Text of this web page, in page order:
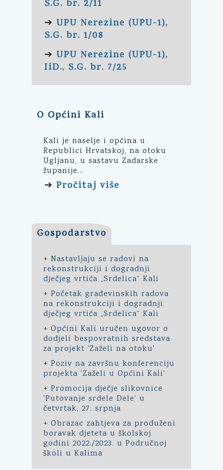
S.G. br. 2/11
➔ UPU Nerezine (UPU-1),
S.G. br. 1/08
➔ UPU Nerezine (UPU-1),
IiD., S.G. br. 7/25
O Općini Kali
Kali je naselje i općina u
Republici Hrvatskoj, na otoku
Ugljanu, u sastavu Zadarske
županije...
➔ Pročitaj više
Gospodarstvo
+ Nastavljaju se radovi na
rekonstrukciji i dogradnji
dječjeg vrtića „Srdelica“ Kali
+ Početak građevinskih radova
na rekonstrukciji i dogradnji
dječjeg vrtića „Srdelica“ Kali
+ Općini Kali uručen ugovor o
dodjeli bespovratnih sredstava
za projekt 'Zaželi na otoku'
+ Poziv na završnu konferenciju
projekta 'Zaželi u Općini Kali'
+ Promocija dječje slikovnice
'Putovanje srdele Dele' u
četvrtak, 27. srpnja
+ Obrazac zahtjeva za produženi
boravak djeteta u školskoj
godini 2022./2023. u Područnoj
školi u Kalima